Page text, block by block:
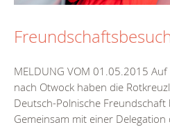
MELDUNG VOM 01.05.2015
nach Otwock haben die
Deutsch-Polnische Freundschaft
Gemeinsam mit einer Delegation